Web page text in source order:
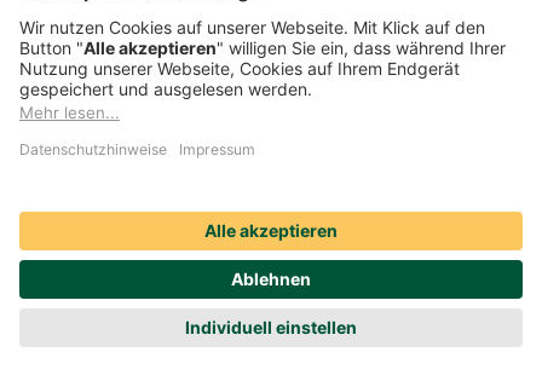
Beratungs-Rechtsschutz bei Unternehmensnachfolge
Wenn Sie Ihre Firma an eine Nachfolgerin oder einen Nachfolger
kompetente, selbstständige Rechtsanwältinnen und Rechtsanwälte,
Rechtsschutz an:0221 757-1996.
Produktservices Krankenversicherung: Welche
Vorteile bietet mir die Krankenversicherungs-App der
DEVK?